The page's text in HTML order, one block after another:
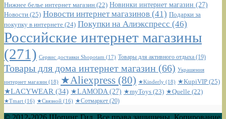
Нижнее белье интернет магазин (22) Новинки интернет магазин (27)
Новости (25) Новости интернет магазинов (41) Подарки за
покупку в интернете (24) Покупки на Алиэкспресс (46)
Российские интернет магазины
(271) Сервис доставки Shopotam (17) Товары для активного отдыха (19)
Товары для дома интернет магазин (66) Украшения
интернет магазин (18) ★Aliexpress (80) ★Kinderly (18) ★KupiVIP (25)
★LACYWEAR (34) ★LAMODA (27) ★myToys (23) ★Quelle (22)
★Tmart (16) ★Связной (16) ★Сотмаркет (20)
© 2012-2026 Шопинг Гид. Все права защищены. Копирование